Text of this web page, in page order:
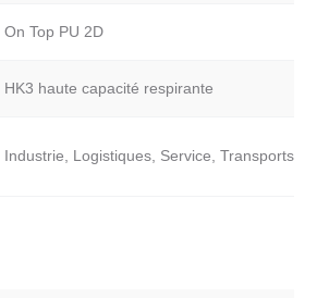
On Top PU 2D
HK3 haute capacité respirante
Industrie, Logistiques, Service, Transports